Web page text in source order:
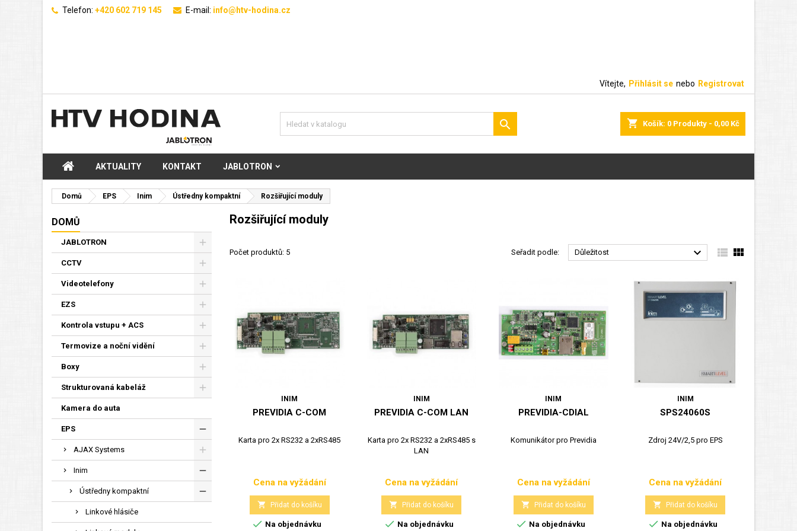
Telefon: +420 602 719 145 E-mail: info@htv-hodina.cz
Vítejte, Přihlásit se nebo Registrovat
shopping_cart Košík: 0 Produkty - 0,00 Kč

AKTUALITY KONTAKT JABLOTRON
Domů EPS Inim Ústředny kompaktní Rozšiřující moduly
DOMŮ
JABLOTRON
CCTV
Videotelefony
EZS
Kontrola vstupu + ACS
Termovize a noční vidění
Boxy
Strukturovaná kabeláž
Kamera do auta
EPS
AJAX Systems
Inim
Ústředny kompaktní
Linkové hlásiče
Rozšiřující moduly
Počet produktů: 5 Seřadit podle: Důležitost   
INIM
PREVIDIA C-COM
Karta pro 2x RS232 a 2xRS485
Cena
Cena na vyžádání
 Přidat do košíku
 Na objednávku
INIM
PREVIDIA C-COM LAN
Karta pro 2x RS232 a 2xRS485 s
LAN
Cena
Cena na vyžádání
 Přidat do košíku
 Na objednávku
INIM
PREVIDIA-CDIAL
Komunikátor pro Previdia
Cena
Cena na vyžádání
 Přidat do košíku
 Na objednávku
INIM
SPS24060S
Zdroj 24V/2,5 pro EPS
Cena
Cena na vyžádání
 Přidat do košíku
 Na objednávku